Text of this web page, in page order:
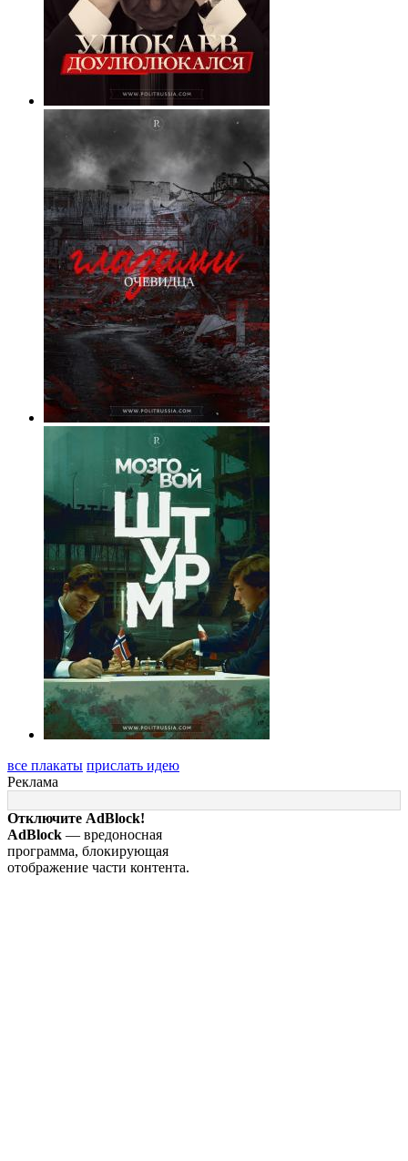
все плакаты прислать идею
Реклама
Отключите AdBlock!
AdBlock — вредоносная
программа, блокирующая
отображение части контента.